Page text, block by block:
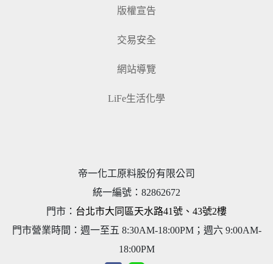
版權宣告
交易安全
網站導覽
LiFe生活化學
帝一化工原料股份有限公司
統一編號 ： 82862672
門市： 台北市大同區天水路41號、43號2樓
門市營業時間：週一至五 8:30AM-18:00PM；週六 9:00AM-
18:00PM